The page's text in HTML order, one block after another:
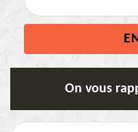
On vous